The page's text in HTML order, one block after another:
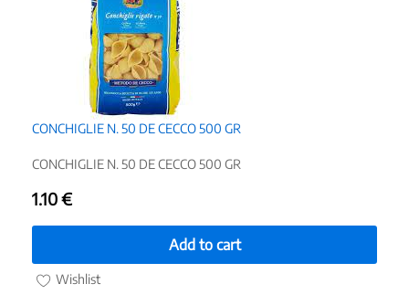
CONCHIGLIE N. 50 DE CECCO 500 GR
CONCHIGLIE N. 50 DE CECCO 500 GR
1.10€
Add to cart
Wishlist